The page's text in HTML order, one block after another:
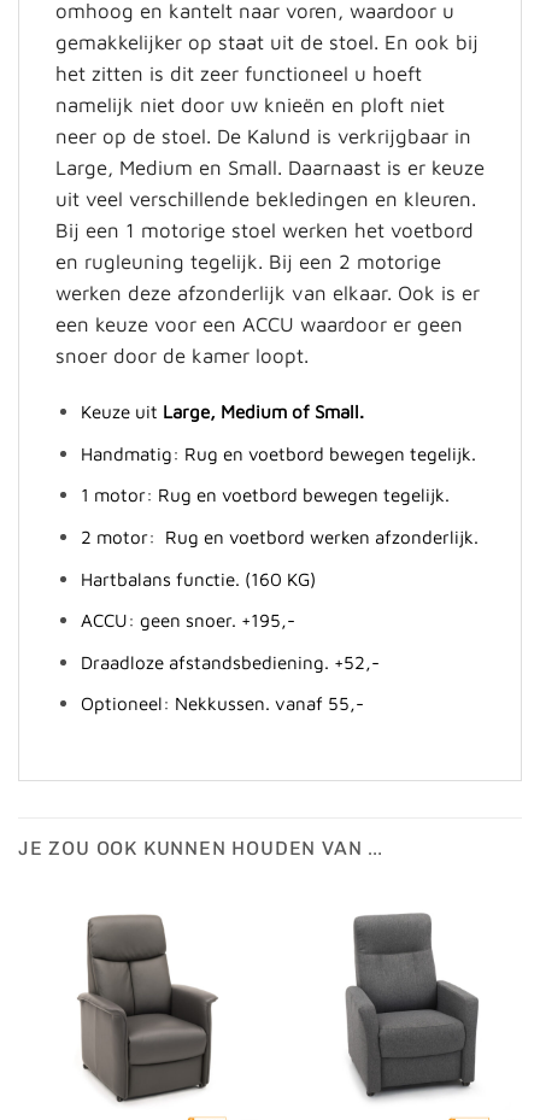
omhoog en kantelt naar voren, waardoor u
gemakkelijker op staat uit de stoel. En ook bij
het zitten is dit zeer functioneel u hoeft
namelijk niet door uw knieën en ploft niet
neer op de stoel. De Kalund is verkrijgbaar in
Large, Medium en Small. Daarnaast is er keuze
uit veel verschillende bekledingen en kleuren.
Bij een 1 motorige stoel werken het voetbord
en rugleuning tegelijk. Bij een 2 motorige
werken deze afzonderlijk van elkaar. Ook is er
een keuze voor een ACCU waardoor er geen
snoer door de kamer loopt.
Keuze uit Large, Medium of Small.
Handmatig: Rug en voetbord bewegen tegelijk.
1 motor: Rug en voetbord bewegen tegelijk.
2 motor: Rug en voetbord werken afzonderlijk.
Hartbalans functie. (160 KG)
ACCU: geen snoer. +195,-
Draadloze afstandsbediening. +52,-
Optioneel: Nekkussen. vanaf 55,-
JE ZOU OOK KUNNEN HOUDEN VAN …